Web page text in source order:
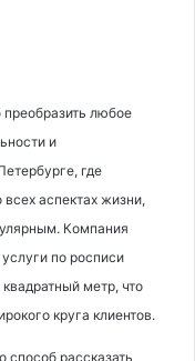
любое
и
где
всех аспектах жизни,
Компания
по росписи
метр, что
круга клиентов.
способ рассказать